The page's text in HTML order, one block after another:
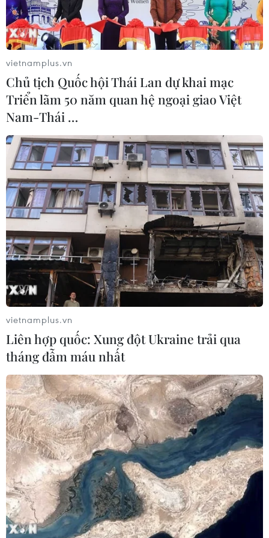
xem xét, xử lý.
Lực lượng CSGT kiểm tra giấy tờ các phương tiện giao thông
đăng ký luồng xanh trước khi di chuyển vào Hà Nội. (Ảnh: Phạm
Kiên/TTXVN)
Sáng 19/9, ông Nguyễn Xuân Cường, Phó Tổng
cục trưởng Tổng cục Đường bộ Việt Nam cho
hay, đơn vị vừa có văn bản hỏa tốc gửi Ủy ban
Nhân dân các tỉnh, thành phố, Sở Giao thông
Vận tải địa phương và các Cục Quản lý đường
bộ I, II, III, IV (Tổng cục Đường bộ Việt Nam) về
việc hỗ trợ vận tải hàng hóa, kiểm soát xe
“luồng xanh” theo đúng chỉ đạo của Bộ Giao
thông Vận tải và Nghị quyết 107/NQ-CP của
Chính phủ vừa ban hành.
Tổng cục Đường bộ Việt Nam đề nghị Ủy ban
Nhân dân các tỉnh, thành phố chỉ đạo các cơ
quan, đơn vị liên quan tại các chốt kiểm soát
dịch bệnh COVID-19 và các cơ quan, ban ngành
tại địa phương tiếp tục thực hiện nghiêm các
Công điện số 1102/CĐ-TTg ngày 23/8/2021 của
vietnamplus.vn
Chủ tịch Quốc hội Thái Lan dự khai mạc
Triển lãm 50 năm quan hệ ngoại giao Việt
Nam-Thái …
vietnamplus.vn
Liên hợp quốc: Xung đột Ukraine trải qua
tháng đẫm máu nhất